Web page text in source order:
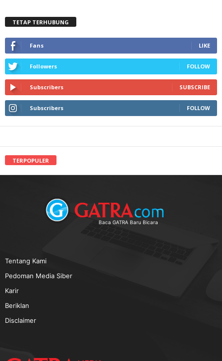
TETAP TERHUBUNG
Fans LIKE
Followers FOLLOW
Subscribers SUBSCRIBE
Subscribers FOLLOW